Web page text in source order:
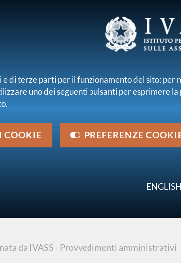
incorporazione di Vera Vita S.p.A. in
da IVASS - Provvedimenti amministrativi
e di terze parti per il funzionamento del sito:
uno dei seguenti pulsanti per esprimere
COOKIE PREFERENZE